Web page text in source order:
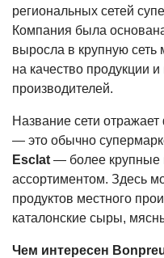
региональных сетей
Компания была
выросла в крупную сеть
на качество продукции
производителей.
Название сети
— это обычно
Esclat — более крупные
ассортиментом. Здесь
продуктов местного
каталонские сыры,
Чем интересен